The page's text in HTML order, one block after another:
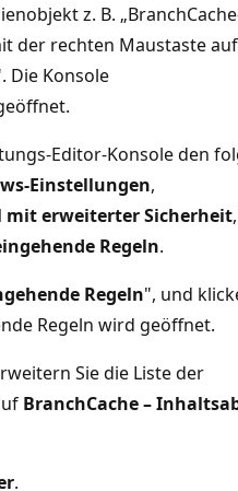
z. B.
der rechten Maustaste auf
. Die Konsole
Editor-Konsole den
Einstellungen,
mit erweiterter Sicherheit,
Regeln.
Regeln", und
Regeln wird geöffnet.
Sie die Liste der
BranchCache –
.